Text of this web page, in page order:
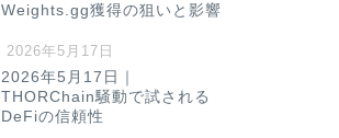
Weights.gg獲得の狙いと影響
2026年5月17日
2026年5月17日｜
THORChain騒動で試される
DeFiの信頼性